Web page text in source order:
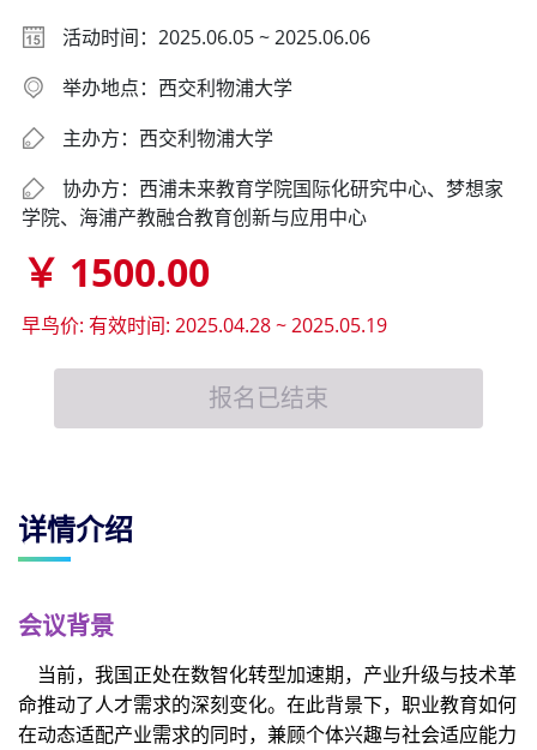
活动时间：2025.06.05 ~ 2025.06.06
举办地点：西交利物浦大学
主办方：西交利物浦大学
协办方：西浦未来教育学院国际化研究中心、梦想家
学院、海浦产教融合教育创新与应用中心
￥ 1500.00
早鸟价:有效时间: 2025.04.28 ~ 2025.05.19
报名已结束
详情介绍
会议背景
当前，我国正处在数智化转型加速期，产业升级与技术革
命推动了人才需求的深刻变化。在此背景下，职业教育如何
在动态适配产业需求的同时，兼顾个体兴趣与社会适应能力